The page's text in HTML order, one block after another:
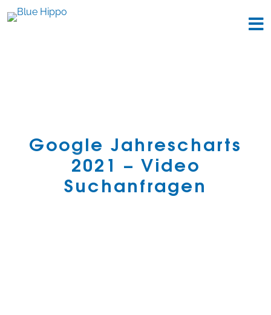
Google Jahrescharts
2021 – Video
Suchanfragen